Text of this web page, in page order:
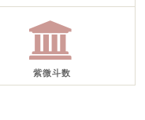
紫微斗数